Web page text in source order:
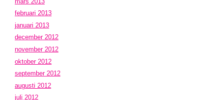
februari 2013
januari 2013
december 2012
november 2012
oktober 2012
september 2012
augusti 2012
juli 2012